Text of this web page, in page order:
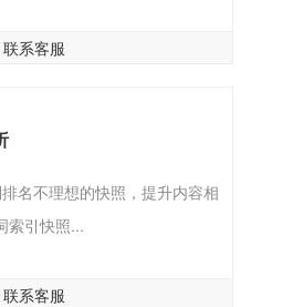
联系客服
名不理想的快照，提升内容相
索引快照...
联系客服